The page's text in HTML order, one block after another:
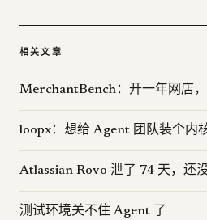
相关文章
MerchantBench：开一年网店
loopx：想给 Agent 团队装个内
Atlassian Rovo 泄了 74 天，还
测试环境关不住 Agent 了